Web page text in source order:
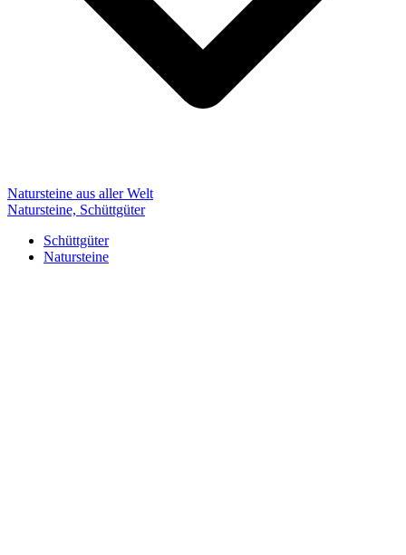
Natursteine aus aller Welt
Natursteine, Schüttgüter
Schüttgüter
Natursteine